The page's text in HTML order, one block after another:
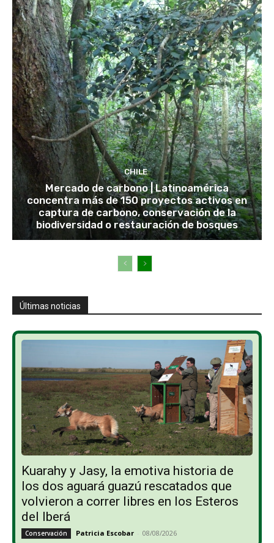
CHILE
Mercado de carbono | Latinoamérica
concentra más de 150 proyectos activos en
captura de carbono, conservación de la
biodiversidad o restauración de bosques
Últimas noticias
Kuarahy y Jasy, la emotiva historia de
los dos aguará guazú rescatados que
volvieron a correr libres en los Esteros
del Iberá
Conservación Patricia Escobar - 08/08/2026